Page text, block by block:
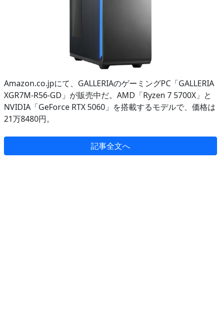
Amazon.co.jpにて、GALLERIAのゲーミングPC「GALLERIA
XGR7M-R56-GD」が販売中だ。AMD「Ryzen 7 5700X」と
NVIDIA「GeForce RTX 5060」を搭載するモデルで、価格は
21万8480円。
記事全文へ